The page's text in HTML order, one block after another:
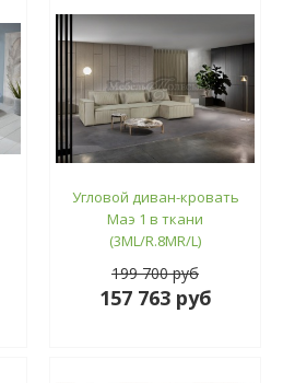
Угловой диван-кровать
Маэ 1 в ткани
(3ML/R.8MR/L)
199 700 руб
157 763 руб